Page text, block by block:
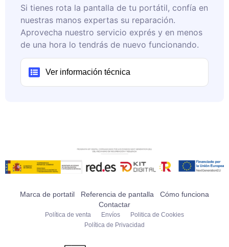
Si tienes rota la pantalla de tu portátil, confía en
nuestras manos expertas su reparación.
Aprovecha nuestro servicio exprés y en menos
de una hora lo tendrás de nuevo funcionando.
Ver información técnica
Marca de portatil Referencia de pantalla
Cómo funciona
Contactar
Política de venta Envíos
Politica de Cookies
Política de Privacidad